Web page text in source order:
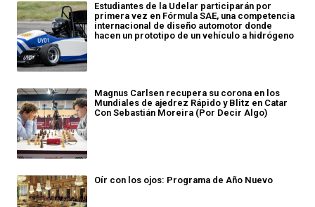
Estudiantes de la Udelar participarán por
primera vez en Fórmula SAE, una competencia
internacional de diseño automotor donde
hacen un prototipo de un vehículo a hidrógeno
Magnus Carlsen recupera su corona en los
Mundiales de ajedrez Rápido y Blitz en Catar
Con Sebastián Moreira (Por Decir Algo)
Oír con los ojos: Programa de Año Nuevo